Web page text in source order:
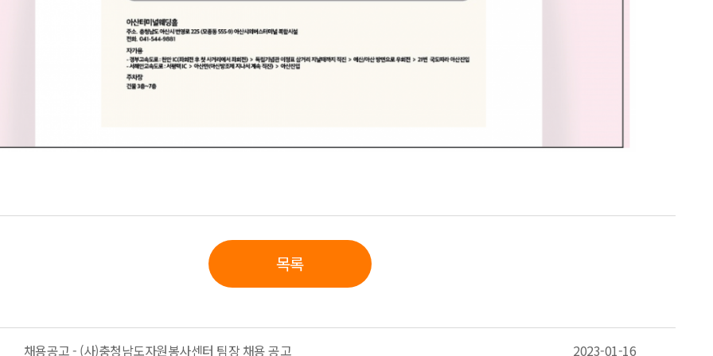
목록
채용공고 - (사)충청남도자원봉사센터 팀장 채용 공고 2023-01-16